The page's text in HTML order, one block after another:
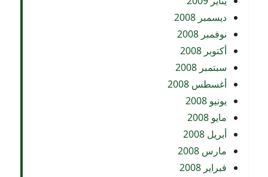
ديسمبر 2008
نوفمبر 2008
أكتوبر 2008
سبتمبر 2008
أغسطس 2008
يونيو 2008
مايو 2008
أبريل 2008
مارس 2008
فبراير 2008